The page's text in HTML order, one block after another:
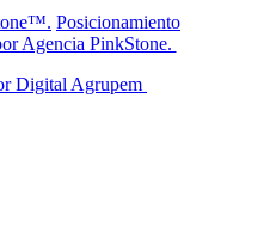
Posicionamiento
Agencia PinkStone.
Digital Agrupem